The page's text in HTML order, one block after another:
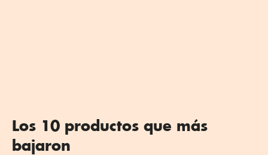
Los 10 productos que más
bajaron